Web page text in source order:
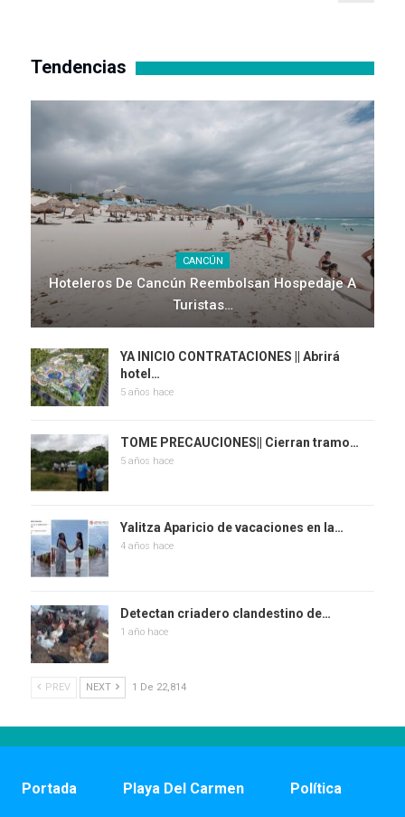
Tendencias
CANCÚN
Hoteleros De Cancún Reembolsan Hospedaje A
Turistas…
YA INICIO CONTRATACIONES || Abrirá
hotel…
5 años hace
TOME PRECAUCIONES|| Cierran tramo…
5 años hace
Yalitza Aparicio de vacaciones en la…
4 años hace
Detectan criadero clandestino de…
1 año hace
PREV NEXT 1 De 22,814
Portada Playa Del Carmen Política